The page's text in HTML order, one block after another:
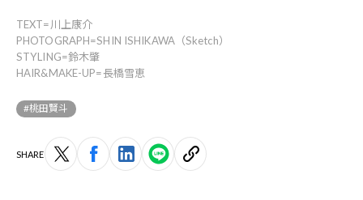
TEXT=川上康介
PHOTOGRAPH=SHIN ISHIKAWA（Sketch）
STYLING=鈴木肇
HAIR&MAKE-UP=長橋雪恵
#桃田賢斗
SHARE